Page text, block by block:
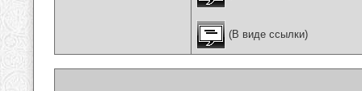
(В виде ссылки)